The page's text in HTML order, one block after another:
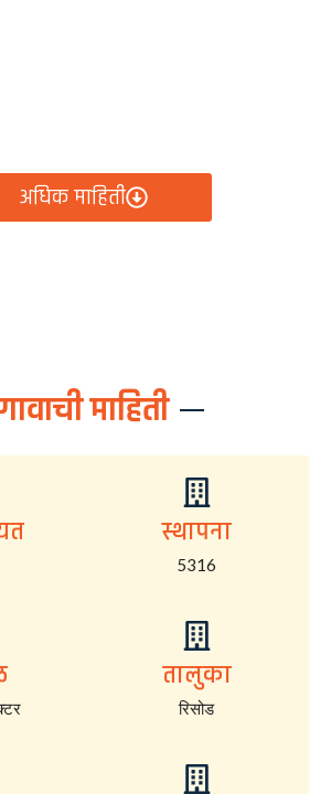
अधिक माहिती
गावाची माहिती
स्थापना
5316
तालुका
रिसोड